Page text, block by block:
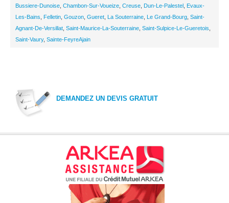
Bussiere-Dunoise Chambon-Sur-Voueize Creuse Dun-Le-Palestel Evaux-
Les-Bains
Felletin Gouzon Gueret La Souterraine Le Grand-Bourg Saint-
Agnant-De-Versillat Saint-Maurice-La-Souterraine Saint-Sulpice-Le-Gueretois
Saint-Vaury, Sainte-FeyreAjain
DEMANDEZ UN DEVIS GRATUIT